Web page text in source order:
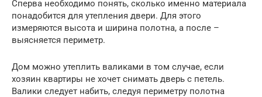
Сперва необходимо понять, сколько именно материала
понадобится для утепления двери. Для этого
измеряются высота и ширина полотна, а после –
выясняется периметр.
Дом можно утеплить валиками в том случае, если
хозяин квартиры не хочет снимать дверь с петель.
Валики следует набить, следуя периметру полотна